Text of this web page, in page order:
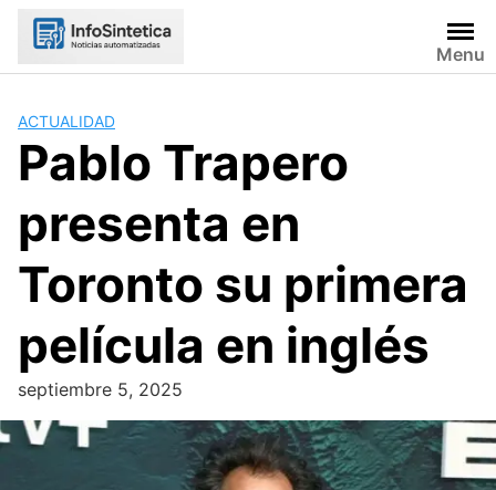
Skip
Menu
ACTUALIDAD
Pablo Trapero
presenta en
Toronto su primera
película en inglés
septiembre 5, 2025